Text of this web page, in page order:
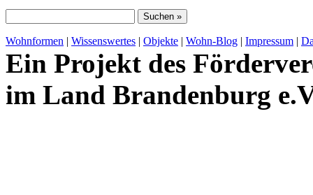
Wohnformen | Wissenswertes | Objekte | Wohn-Blog | Impressum |
Ein Projekt des
im Land Brandenburg